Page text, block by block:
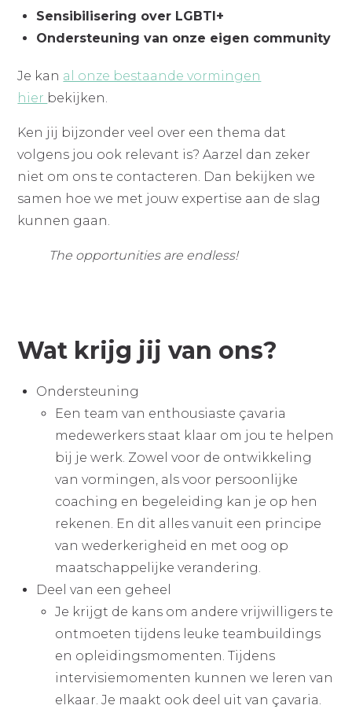
Sensibilisering over LGBTI+
Ondersteuning van onze eigen community
Je kan al onze bestaande vormingen
hier bekijken.
Ken jij bijzonder veel over een thema dat
volgens jou ook relevant is? Aarzel dan zeker
niet om ons te contacteren. Dan bekijken we
samen hoe we met jouw expertise aan de slag
kunnen gaan.
The opportunities are endless!
Wat krijg jij van ons?
Ondersteuning
Een team van enthousiaste çavaria
medewerkers staat klaar om jou te helpen
bij je werk. Zowel voor de ontwikkeling
van vormingen, als voor persoonlijke
coaching en begeleiding kan je op hen
rekenen. En dit alles vanuit een principe
van wederkerigheid en met oog op
maatschappelijke verandering.
Deel van een geheel
Je krijgt de kans om andere vrijwilligers te
ontmoeten tijdens leuke teambuildings
en opleidingsmomenten. Tijdens
intervisiemomenten kunnen we leren van
elkaar. Je maakt ook deel uit van çavaria.